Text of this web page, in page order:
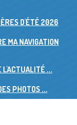
D'ÉTÉ 2026
MA NAVIGATION
L'ACTUALITÉ ...
PHOTOS ...